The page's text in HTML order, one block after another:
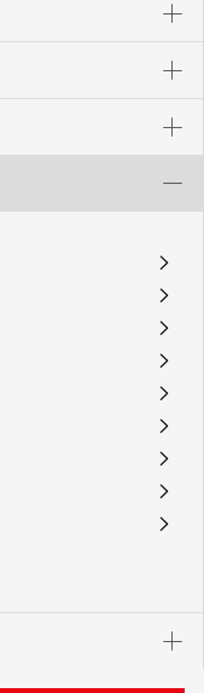
A
A
A
A
A
A
A
A
A